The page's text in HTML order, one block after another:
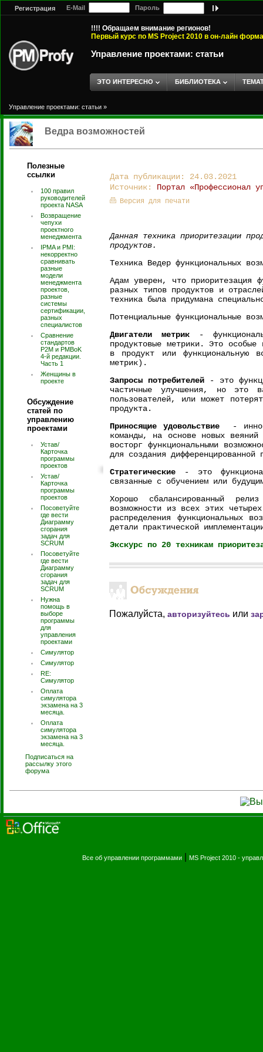
Регистрация E-Mail Пароль
!!!! Обращаем внимание регионов!
Первый курс по MS Project 2010 в он-лайн
Управление проектами: статьи
ЭТО ИНТЕРЕСНО БИБЛИОТЕКА
Управление проектами: статьи »
Ведра возможностей
Полезные
ссылки
100 правил
руководителей
проекта NASA
Возвращение
чепухи
проектного
менеджмента
IPMA и PMI:
некорректно
сравнивать
разные
модели
менеджмента
проектов,
разные
системы
сертификации,
разных
специалистов
Сравнение
стандартов
P2M и PMBoK
4-й редакции.
Часть 1
Женщины в
проекте
Обсуждение
статей по
управлению
проектами
Устав/
Карточка
программы
проектов
Устав/
Карточка
программы
проектов
Посоветуйте
где вести
Диаграмму
сгорания
задач для
SCRUM
Посоветуйте
где вести
Диаграмму
сгорания
задач для
SCRUM
Нужна
помощь в
выборе
программы
для
управления
проектами
Симулятор
Симулятор
RE:
Симулятор
Оплата
симулятора
экзамена на 3
месяца.
Оплата
симулятора
экзамена на 3
месяца.
Подписаться на
рассылку этого
форума
Дата публикации: 24.03.2021
Источник: Портал «Профессионал
Версия для печати
Данная техника приоритезации
продуктов.
Техника Ведер функциональных
Адам уверен, что приоритезация
разных типов продуктов и
техника была придумана
Потенциальные функциональные
Двигатели метрик -
продуктовые метрики. Это
в продукт или функциональную
метрик).
Запросы потребителей- это
частичные улучшения, но это
пользователей, или может
продукта.
Приносящие удовольствие -
команды, на основе новых
восторг функциональными
для создания
Стратегические - это
связанные с обучением или
Хорошо сбалансированный
возможности из всех этих
распределения функциональных
детали практической
Экскурс по 20 техникам
Пожалуйста, авторизуйтесь или
Все об управлении программами MS Project 2010 -